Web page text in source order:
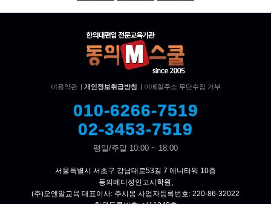
이용약관 | 개인정보취급방침 | 이메일주소 무단수집 거부
010-6266-7519
02-3453-7519
평일/주말 10:00 ~ 18:00
서울특별시 서초구 강남대로53길 7 애니타워 10층
동의메디성인고시학원,
(주)오엔알교육 대표이사: 주시몽 사업자등록번호: 220-86-32022